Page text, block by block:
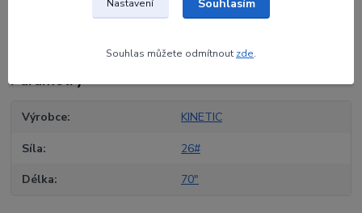
Parametry
Výrobce KINETIC
Síla 26#
Délka 70"
Nastavení Souhlasím
Souhlas můžete odmítnout zde.